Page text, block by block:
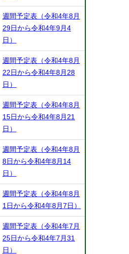
週間予定表（令和4年8月
29日から令和4年9月4
日）
週間予定表（令和4年8月
22日から令和4年8月28
日）
週間予定表（令和4年8月
15日から令和4年8月21
日）
週間予定表（令和4年8月
8日から令和4年8月14
日）
週間予定表（令和4年8月
1日から令和4年8月7日）
週間予定表（令和4年7月
25日から令和4年7月31
日）